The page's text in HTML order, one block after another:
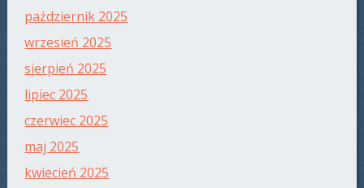
październik 2025
wrzesień 2025
sierpień 2025
lipiec 2025
czerwiec 2025
maj 2025
kwiecień 2025